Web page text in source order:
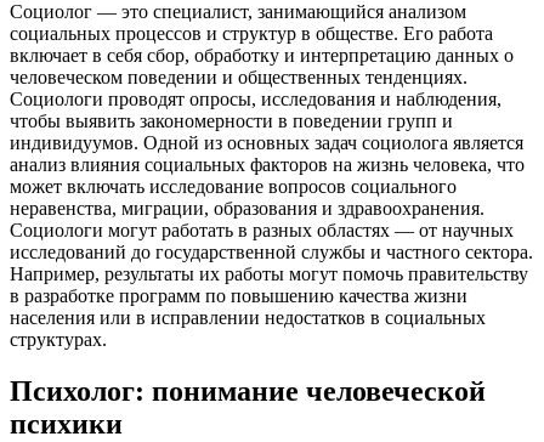
Социолог — это специалист, занимающийся анализом
социальных процессов и структур в обществе. Его работа
включает в себя сбор, обработку и интерпретацию данных о
человеческом поведении и общественных тенденциях.
Социологи проводят опросы, исследования и наблюдения,
чтобы выявить закономерности в поведении групп и
индивидуумов. Одной из основных задач социолога является
анализ влияния социальных факторов на жизнь человека, что
может включать исследование вопросов социального
неравенства, миграции, образования и здравоохранения.
Социологи могут работать в разных областях — от научных
исследований до государственной службы и частного сектора.
Например, результаты их работы могут помочь правительству
в разработке программ по повышению качества жизни
населения или в исправлении недостатков в социальных
структурах.
Психолог: понимание человеческой
психики